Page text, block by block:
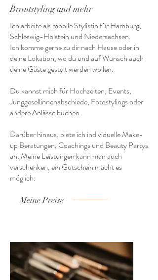
Brautstyling und mehr
Ich arbeite als mobile Stylistin für Hamburg,
Schleswig-Holstein und Niedersachsen.
Ich komme gerne zu dir nach Hause oder in
deine Lokation, wo du und auf Wunsch auch
deine Gäste gestylt werden wollen.
Du kannst mich für Hochzeiten, Events,
Junggesellinnenabschiede, Fotostylings oder
andere Anlässe buchen.
Darüber hinaus, biete ich individuelle Make-
up Beratungen, Coachings und Beauty Partys
an. Meine Leistungen kann man auch
verschenken, ein Gutschein macht es
möglich.
Meine Preise